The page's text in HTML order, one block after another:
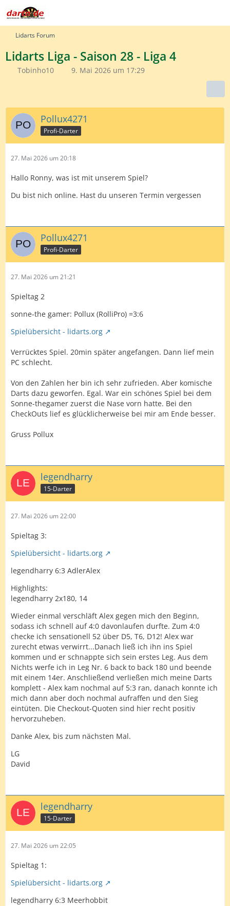
Lidarts Forum
Lidarts Liga - Saison 28 - Liga 4
Tobinho10 9. Mai 2026 um 17:29
Pollux4271
Profi-Darter
27. Mai 2026 um 20:18
Hallo Ronny, was ist mit unserem Spiel?
Du bist nich online. Hast du unseren Termin vergessen
Pollux4271
Profi-Darter
27. Mai 2026 um 21:21
Spieltag 2
sonne-the gamer: Pollux (RolliPro) =3:6
Spielübersicht - lidarts.org
Verrücktes Spiel. 20min später angefangen. Dann lief mein
PC schlecht.
Von den Zahlen her bin ich sehr zufrieden. Aber komische
Darts dazu geworfen. Egal. War ein schönes Spiel bei dem
Sonne-thegamer zuerst die Nase vorn hatte. Bei den
CheckOuts lief es glücklicherweise bei mir am Ende besser.
Gruss Pollux
legendharry
15-Darter
27. Mai 2026 um 22:00
Spieltag 3:
Spielübersicht - lidarts.org
legendharry 6:3 AdlerAlex
Highlights:
legendharry 2x180, 14
Wieder einmal verschläft Alex gegen mich den Beginn,
sodass ich schnell auf 4:0 davonlaufen durfte. Zum 4:0
checke ich sensationell 52 über D5, T6, D12! Alex war
zurecht etwas verwirrt...Danach ließ ich ihn ins Spiel
kommen und er schnappte sich sein erstes Leg. Aus dem
Nichts werfe ich in Leg Nr. 6 back to back 180 und beende
mit einem 14er. Anschließend verließen mich meine Darts
komplett - Alex kam nochmal auf 5:3 ran, danach konnte ich
mich dann aber doch nochmal aufraffen und den Sieg
eintüten. Die Checkout-Quoten sind hier recht positiv
hervorzuheben.
Danke Alex, bis zum nächsten Mal.
LG
David
legendharry
15-Darter
27. Mai 2026 um 22:05
Spieltag 1:
Spielübersicht - lidarts.org
legendharry 6:3 Meerhobbit